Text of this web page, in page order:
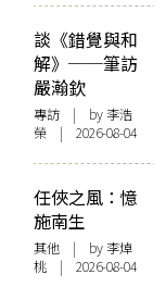
談《錯覺與和
解》──筆訪
嚴瀚欽
專訪 | by 李浩
榮 | 2026-08-04
任俠之風：憶
施南生
其他 | by 李焯
桃 | 2026-08-04